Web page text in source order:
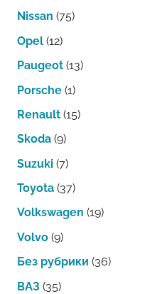
Nissan (75)
Opel (12)
Paugeot (13)
Porsche (1)
Renault (15)
Skoda (9)
Suzuki (7)
Toyota (37)
Volkswagen (19)
Volvo (9)
Без рубрики (36)
ВАЗ (35)